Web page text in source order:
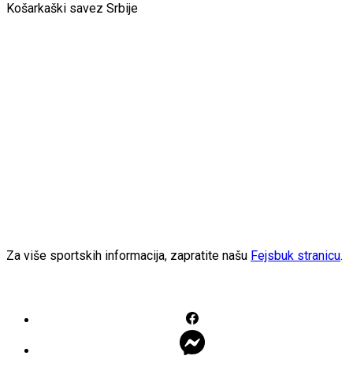
Košarkaški savez Srbije
Za više sportskih informacija, zapratite našu Fejsbuk stranicu.